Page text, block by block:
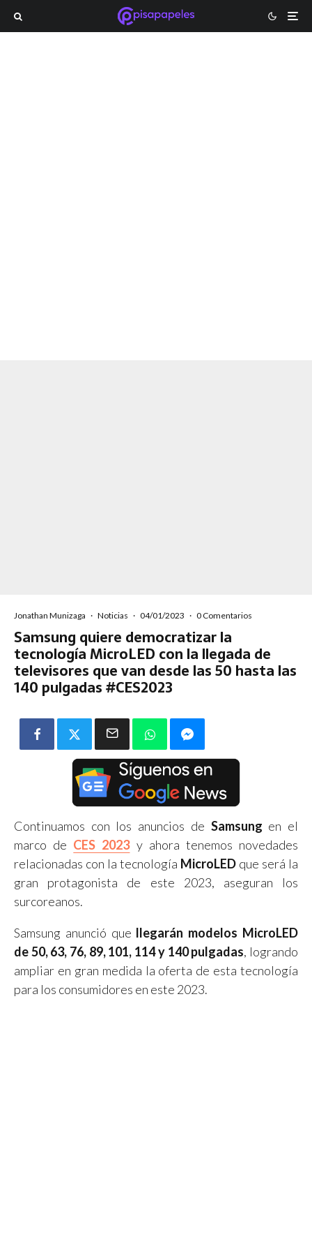
Jonathan Munizaga · Noticias · 04/01/2023 · 0 Comentarios
Samsung quiere democratizar la
tecnología MicroLED con la llegada de
televisores que van desde las 50 hasta las
140 pulgadas #CES2023
Continuamos con los anuncios de Samsung en el
marco de CES 2023y ahora tenemos novedades
relacionadas con la tecnología MicroLED que será la
gran protagonista de este 2023, aseguran los
surcoreanos.
Samsung anunció que llegarán modelos MicroLED
de 50, 63, 76, 89, 101, 114 y 140 pulgadas, logrando
ampliar en gran medida la oferta de esta tecnología
para los consumidores en este 2023.